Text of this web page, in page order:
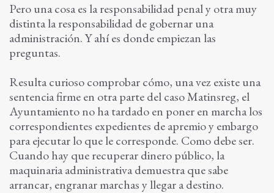
Pero una cosa es la responsabilidad penal y otra muy
distinta la responsabilidad de gobernar una
administración. Y ahí es donde empiezan las
preguntas.
Resulta curioso comprobar cómo, una vez existe una
sentencia firme en otra parte del caso Matinsreg, el
Ayuntamiento no ha tardado en poner en marcha los
correspondientes expedientes de apremio y embargo
para ejecutar lo que le corresponde. Como debe ser.
Cuando hay que recuperar dinero público, la
maquinaria administrativa demuestra que sabe
arrancar, engranar marchas y llegar a destino.